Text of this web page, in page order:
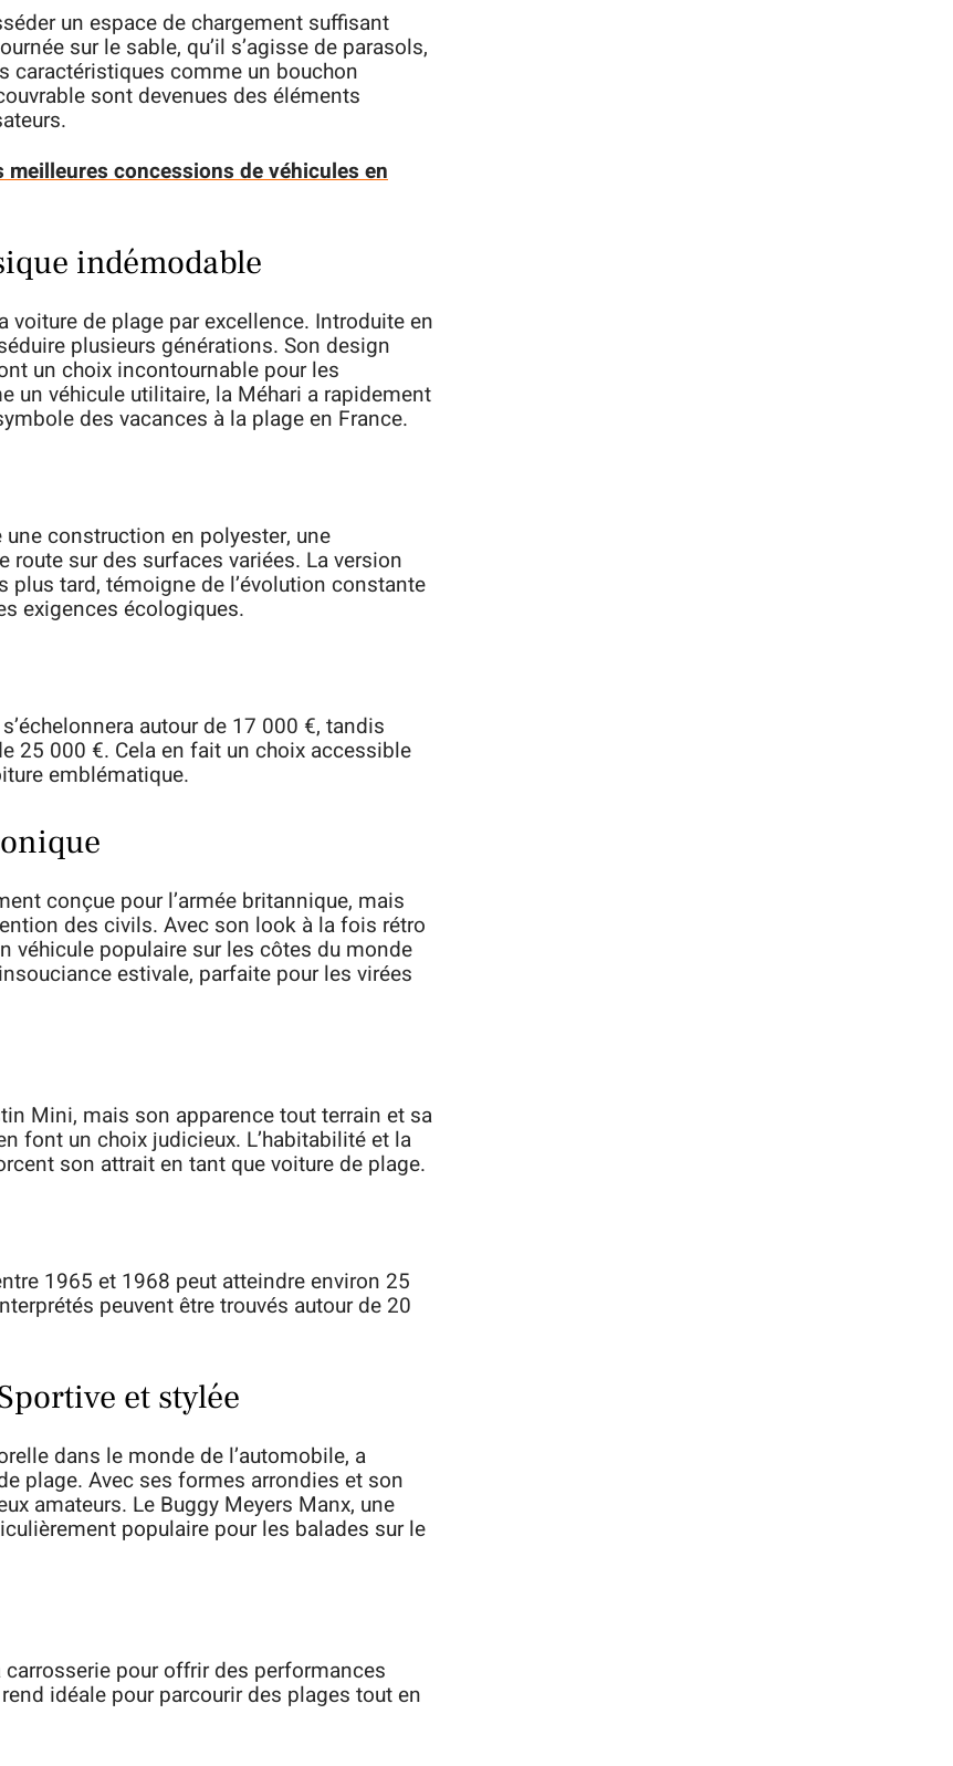
un espace de chargement suffisant
sur le sable, qu’il s’agisse de parasols,
caractéristiques comme un bouchon
sont devenues des éléments
meilleures concessions de véhicules en
indémodable
de plage par excellence. Introduite en
plusieurs générations. Son design
un choix incontournable pour les
un véhicule utilitaire, la Méhari a rapidement
des vacances à la plage en France.
une construction en polyester, une
sur des surfaces variées. La version
plus tard, témoigne de l’évolution constante
exigences écologiques.
autour de 17 000 €, tandis
25 000 €. Cela en fait un choix accessible
emblématique.
conçue pour l’armée britannique, mais
des civils. Avec son look à la fois rétro
véhicule populaire sur les côtes du monde
estivale, parfaite pour les virées
Mini, mais son apparence tout terrain et sa
font un choix judicieux. L’habitabilité et la
son attrait en tant que voiture de plage.
1965 et 1968 peut atteindre environ 25
peuvent être trouvés autour de 20
et stylée
dans le monde de l’automobile, a
plage. Avec ses formes arrondies et son
amateurs. Le Buggy Meyers Manx, une
populaire pour les balades sur le
pour offrir des performances
idéale pour parcourir des plages tout en